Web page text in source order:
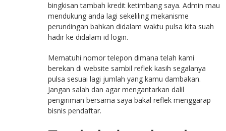
bingkisan tambah kredit ketimbang saya. Admin mau
mendukung anda lagi sekeliling mekanisme
perundingan bahkan didalam waktu pulsa kita suah
hadir ke didalam id login.
Mematuhi nomor telepon dimana telah kami
berekan di website sambil reflek kasih segalanya
pulsa sesuai lagi jumlah yang kamu dambakan.
Jangan salah dan agar mengantarkan dalil
pengiriman bersama saya bakal reflek menggarap
bisnis pendaftar.